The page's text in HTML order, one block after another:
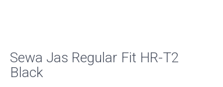
Sewa Jas Regular Fit HR-T2
Black